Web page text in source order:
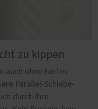
zu kippen
auch ohne hartes
Parallel-Schiebe-
durch ihre